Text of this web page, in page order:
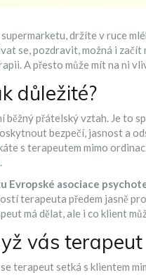
držíte v ruce
se, pozdravit, možná i
A přesto může mít na ni
důležité?
běžný přátelský vztah. Je to
bezpečí, jasnost a
s terapeutem mimo
Evropské asociace
terapeuta předem jasně
má dělat, ale i co klient
vás
terapeut setká s klientem